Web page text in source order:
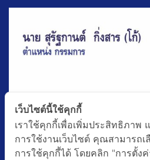
เว็บไซต์นี้ใช้คุกกี้
เราใช้คุกกี้เพื่อเพิ่มประสิทธิภาพ
การใช้งานเว็บไซต์ คุณสามารถ
การใช้คุกกี้ได้ โดยคลิก "การตั้ง